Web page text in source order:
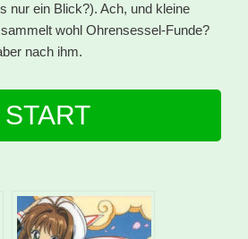
nur ein Blick?). Ach, und kleine
wohl Ohrensessel-Funde?
nach ihm.
START